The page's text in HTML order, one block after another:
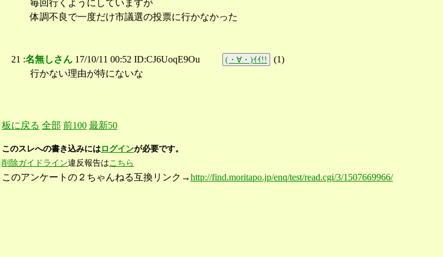
毎回行くようにしていますが
体調不良で一度だけ市議選の投票に行かなかった
21 :名無しさん 17/10/11 00:52 ID:CJ6UoqE9Ou (・∀・)ｲｲ!! (1)
行かない理由が特にないな
板に戻る 全部 前100 最新50
このスレへの書き込みにはログインが必要です。
削除ガイドライン違反報告はこちら
このアンケートの２ちゃんねる互換リンク→http://find.moritapo.jp/enq/test/read.cgi/3/1507669966/